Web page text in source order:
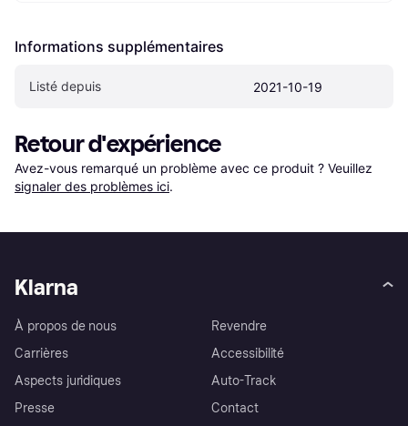
Informations supplémentaires
Listé depuis 2021-10-19
Retour d'expérience
Avez-vous remarqué un problème avec ce produit ? Veuillez
signaler des problèmes ici.
Klarna
À propos de nous
Carrières
Aspects juridiques
Presse
Revendre
Accessibilité
Auto-Track
Contact